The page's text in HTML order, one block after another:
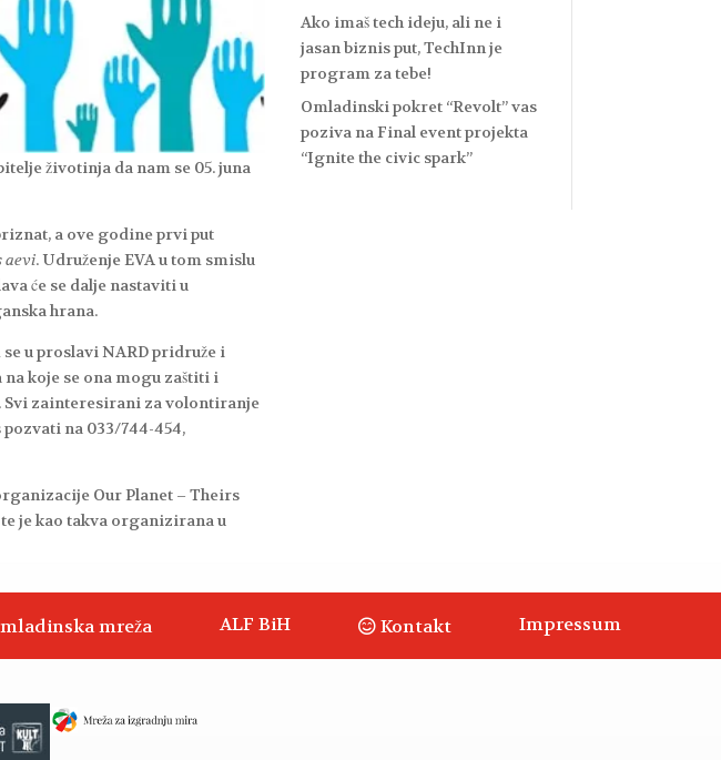
životinja da nam se 05. juna
a ove godine prvi put
aevi. Udruženje EVA u tom smislu
će se dalje nastaviti u
hrana.
u proslavi NARD pridruže i
koje se ona mogu zaštiti i
Svi zainteresirani za volontiranje
pozvati na 033/744-454,
Our Planet – Theirs
je kao takva organizirana u
Ako imaš tech ideju, ali ne i
jasan biznis put, TechInn je
program za tebe!
Omladinski pokret “Revolt” vas
poziva na Final event projekta
“Ignite the civic spark”
mreža ALF BiH Kontakt Impressum